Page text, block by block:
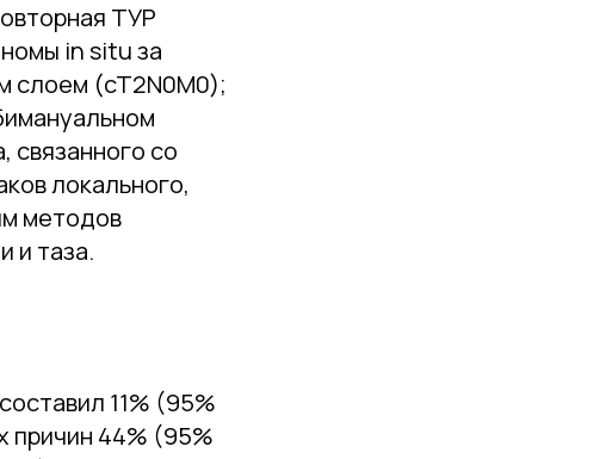
ТУР
in situ за
слоем (cT2N0M0);
связанного со
локального,
методов
и таза.
11% (95%
причин 44% (95%